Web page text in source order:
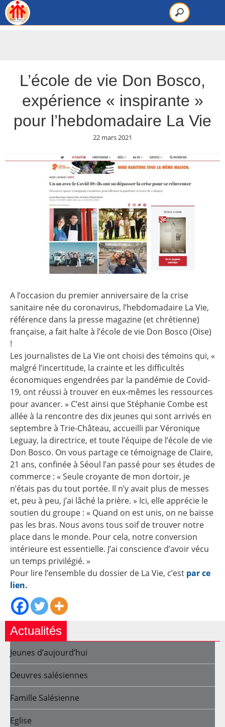
L’école de vie Don Bosco,
expérience « inspirante »
pour l’hebdomadaire La Vie
22 mars 2021
A l’occasion du premier anniversaire de la crise
sanitaire née du coronavirus, l’hebdomadaire La Vie,
référence dans la presse magazine (et chrétienne)
française, a fait halte à l’école de vie Don Bosco (Oise)
!
Les journalistes de La Vie ont choisi des témoins qui, «
malgré l’incertitude, la crainte et les difficultés
économiques engendrées par la pandémie de Covid-
19, ont réussi à trouver en eux-mêmes les ressources
pour avancer. » C’est ainsi que Stéphanie Combe est
allée à la rencontre des dix jeunes qui sont arrivés en
septembre à Trie-Château, accueilli par Véronique
Leguay, la directrice, et toute l’équipe de l’école de vie
Don Bosco. On vous partage ce témoignage de Claire,
21 ans, confinée à Séoul l’an passé pour ses études de
commerce : « Seule croyante de mon dortoir, je
n’étais pas du tout portée. Il n’y avait plus de messes
et, peu à peu, j’ai lâché la prière. » Ici, elle apprécie le
soutien du groupe : « Quand on est unis, on ne baisse
pas les bras. Nous avons tous soif de trouver notre
place dans le monde. Pour cela, notre conversion
intérieure est essentielle. J’ai conscience d’avoir vécu
un temps privilégié. »
Pour lire l’ensemble du dossier de La Vie, c’est par ce
lien.
Actualités
Jeunes d’aujourd’hui
Oeuvres salésiennes
Famille Salésienne
Eglise